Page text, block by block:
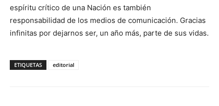
espíritu crítico de una Nación es también
responsabilidad de los medios de comunicación. Gracias
infinitas por dejarnos ser, un año más, parte de sus vidas.
ETIQUETAS editorial